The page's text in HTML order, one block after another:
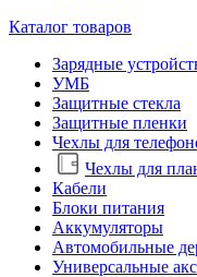
Каталог товаров
Зарядные
УМБ
Защитные стекла
Защитные пленки
Чехлы для
Чехлы для
Кабели
Блоки питания
Аккумуляторы
Автомобильные
Универсальные